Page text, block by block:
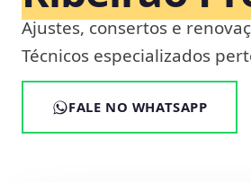
Ajustes, consertos e
Técnicos especializados
FALE NO WHATSAPP